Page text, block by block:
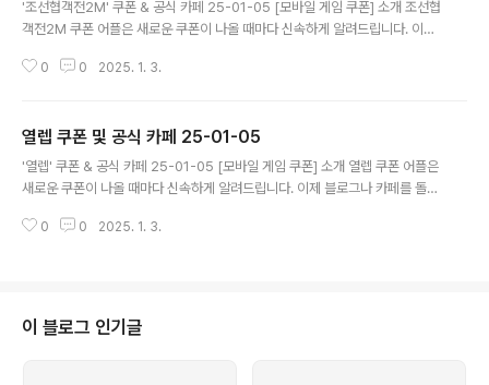
'조선협객전2M' 쿠폰 & 공식 카페 25-01-05 [모바일 게임 쿠폰] 소개 조선협
객전2M 쿠폰 어플은 새로운 쿠폰이 나올 때마다 신속하게 알려드립니다. 이제
폰 찾으러 블로그나 카페를 돌아다니지 마세요. 조선협객전2M 쿠폰 어플이 모
한 쿠폰 앱 입니다. 조선협객전2M 쿠폰 어플 다운로드 https://play.googl
e.com/store/app..
0 0 2025. 1. 3.
열렙 쿠폰 및 공식 카페 25-01-05
'열렙' 쿠폰 & 공식 카페 25-01-05 [모바일 게임 쿠폰] 소개 열렙 쿠폰 어플은
새로운 쿠폰이 나올 때마다 신속하게 알려드립니다. 이제 블로그나 카페를 돌아
페를 돌아다니지 마세요. 열렙 쿠폰 어플이 모든 것을 대신해드립니다. 기능 푸
2...
0 0 2025. 1. 3.
이 블로그 인기글